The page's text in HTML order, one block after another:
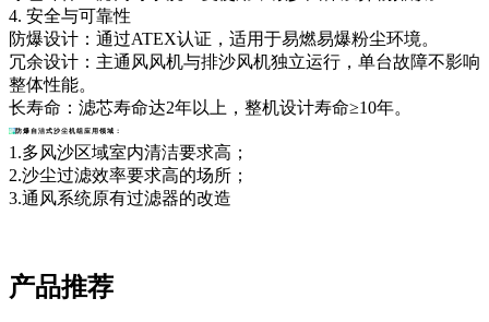
4. 安全与可靠性
防爆设计：通过ATEX认证，适用于易燃易爆粉尘环境。
冗余设计：主通风风机与排沙风机独立运行，单台故障不影响
整体性能。
长寿命：滤芯寿命达2年以上，整机设计寿命≥10年。
防爆自洁式沙尘机组 应用领域：
1.多风沙区域室内清洁要求高；
2.沙尘过滤效率要求高的场所；
3.通风系统原有过滤器的改造
产品推荐